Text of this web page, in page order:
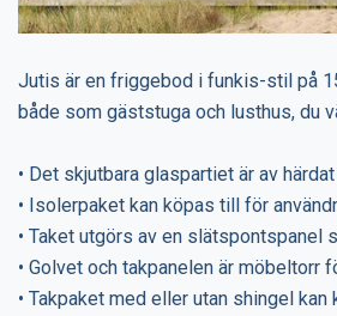
Jutis är en friggebod i funkis-stil på
både som gäststuga och lusthus, du
• Det skjutbara glaspartiet är av
• Isolerpaket kan köpas till för
• Taket utgörs av en slätspontspanel
• Golvet och takpanelen är möbeltorr
• Takpaket med eller utan shingel